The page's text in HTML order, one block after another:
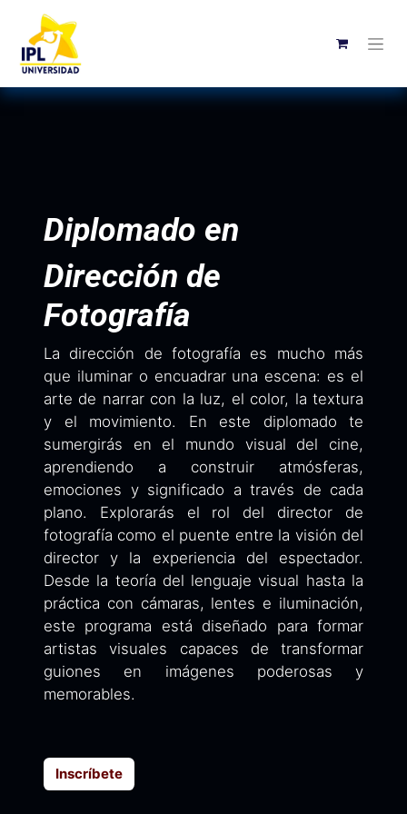
Diplomado en
Dirección de
Fotografía
La dirección de fotografía es mucho más
que iluminar o encuadrar una escena: es el
arte de narrar con la luz, el color, la textura
y el movimiento. En este diplomado te
sumergirás en el mundo visual del cine,
aprendiendo a construir atmósferas,
emociones y significado a través de cada
plano. Explorarás el rol del director de
fotografía como el puente entre la visión del
director y la experiencia del espectador.
Desde la teoría del lenguaje visual hasta la
práctica con cámaras, lentes e iluminación,
este programa está diseñado para formar
artistas visuales capaces de transformar
guiones en imágenes poderosas y
memorables.
Inscríbete​​​​​​​​